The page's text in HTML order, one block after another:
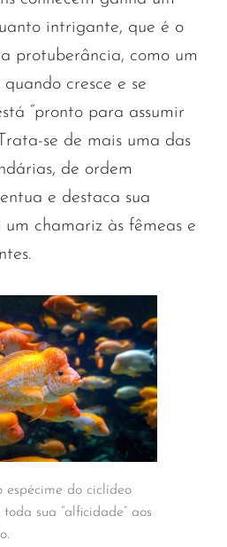
intrigante, que é o
protuberância, como um
cresce e se
“pronto para assumir
se de mais uma das
de ordem
e destaca sua
um chamariz às fêmeas e
espécime do ciclídeo
sua “alficidade” aos